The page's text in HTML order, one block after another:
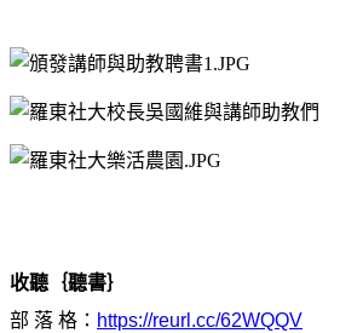
收聽｛聽書｝
部 落 格： https://reurl.cc/62WQQV